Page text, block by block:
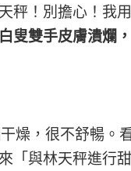
秤！別擔心！我用
白叟雙手皮膚潰爛，
燥，很不舒暢。
「與林天秤進行甜